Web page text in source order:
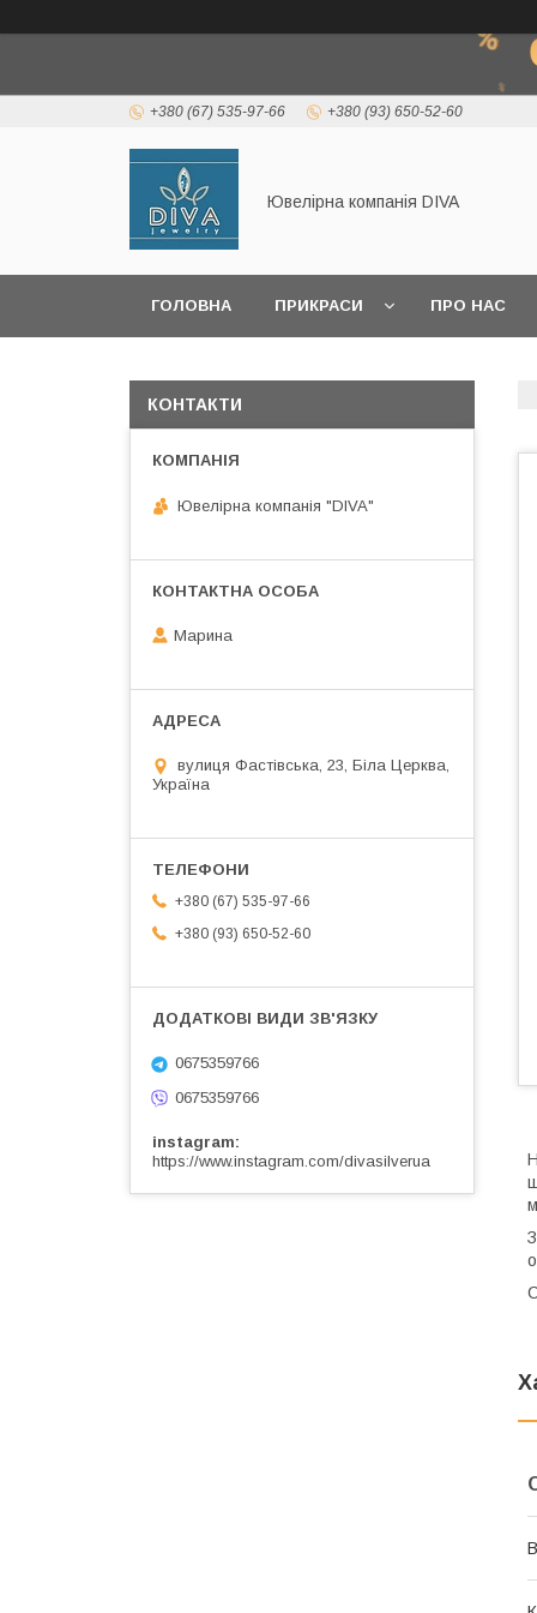
+380 (67) 535-97-66 +380 (93) 650-52-60
Ювелірна компанія DIVA
ГОЛОВНА ПРИКРАСИ ПРО НАС
КОНТАКТИ
Ювелірна компанія "DIVA"
Марина
вулиця Фастівська, 23, Біла Церква,
Україна
+380 (67) 535-97-66
+380 (93) 650-52-60
0675359766
0675359766
instagram
https://www.instagram.com/divasilverua